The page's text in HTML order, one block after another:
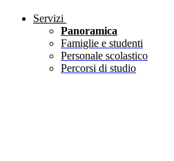
Servizi
Panoramica
Famiglie e studenti
Personale scolastico
Percorsi di studio